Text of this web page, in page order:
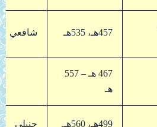
457هـ، 535هـ شافعي
467 هـ – 557
هـ
499هـ، 560هـ. حنبلي